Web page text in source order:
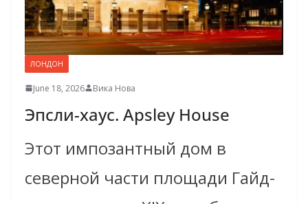
ЛОНДОН
June 18, 2026 Вика Нова
Эпсли-хаус. Apsley House
Этот импозантный дом в
северной части площади Гайд-